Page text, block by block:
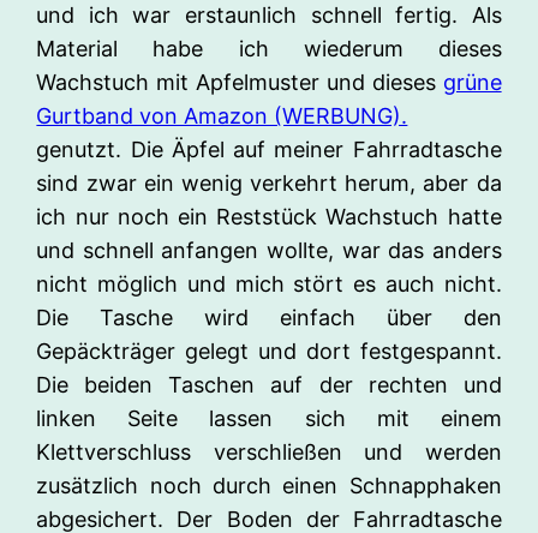
und ich war erstaunlich schnell fertig. Als
Material habe ich wiederum dieses
Wachstuch mit Apfelmuster und dieses grüne
Gurtband von Amazon (WERBUNG).
genutzt. Die Äpfel auf meiner Fahrradtasche
sind zwar ein wenig verkehrt herum, aber da
ich nur noch ein Reststück Wachstuch hatte
und schnell anfangen wollte, war das anders
nicht möglich und mich stört es auch nicht.
Die Tasche wird einfach über den
Gepäckträger gelegt und dort festgespannt.
Die beiden Taschen auf der rechten und
linken Seite lassen sich mit einem
Klettverschluss verschließen und werden
zusätzlich noch durch einen Schnapphaken
abgesichert. Der Boden der Fahrradtasche